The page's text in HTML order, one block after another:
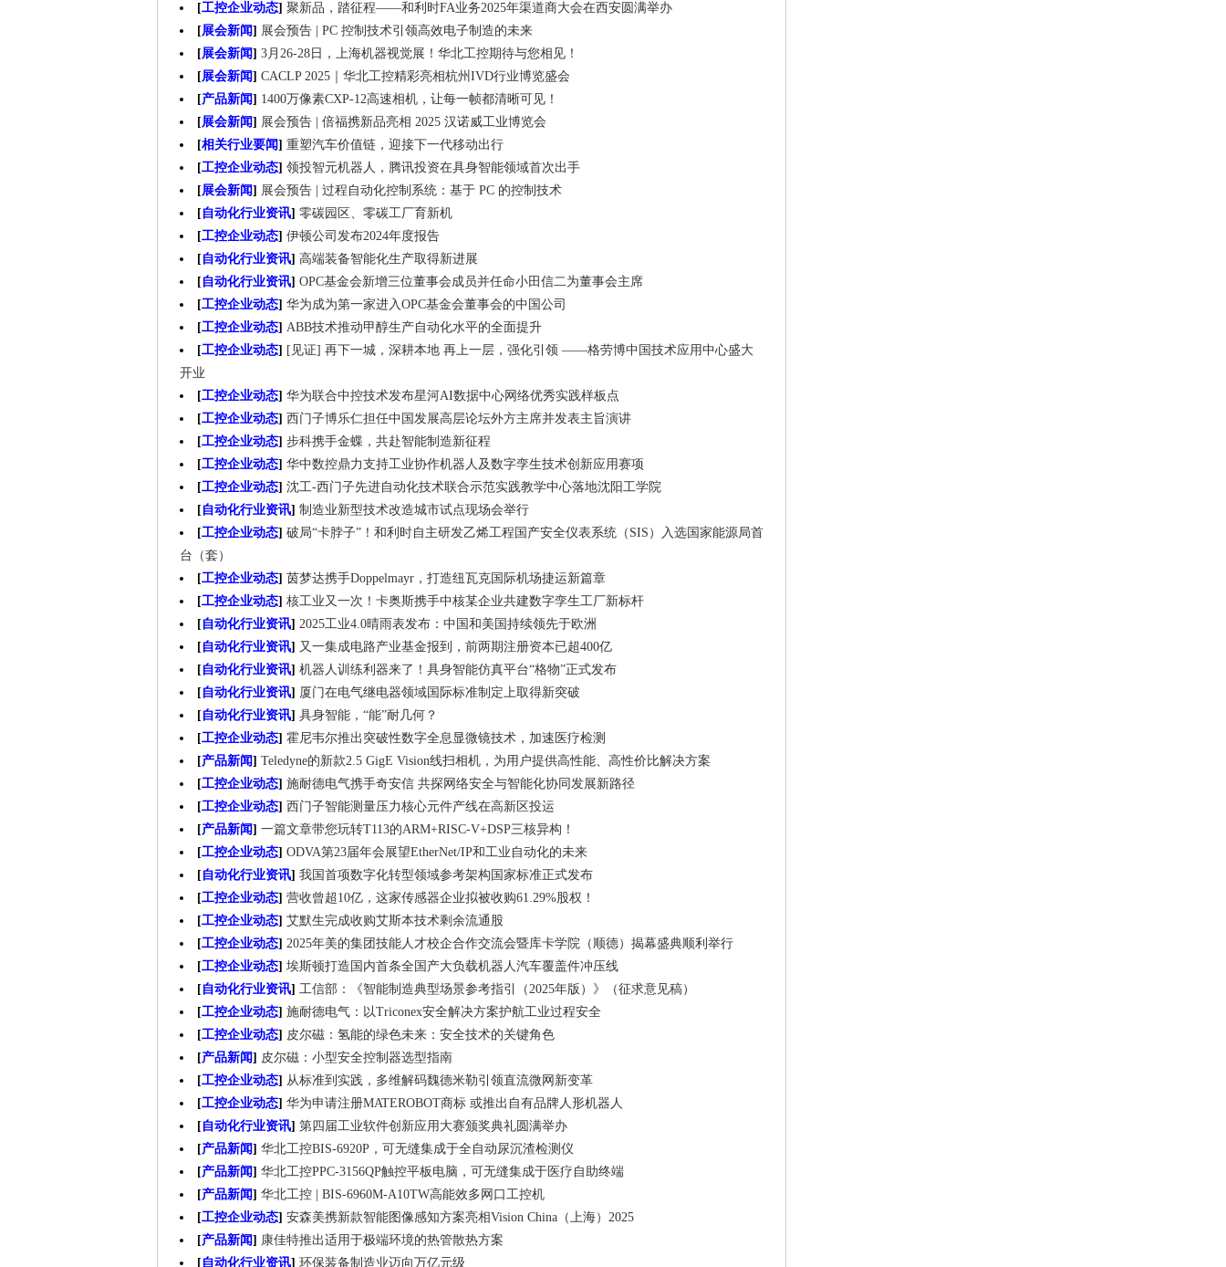
[工控企业动态] 聚新品，踏征程——和利时FA业务2025年渠道商大会在西安圆满举办
[展会新闻] 展会预告 | PC 控制技术引领高效电子制造的未来
[展会新闻] 3月26-28日，上海机器视觉展！华北工控期待与您相见！
[展会新闻] CACLP 2025｜华北工控精彩亮相杭州IVD行业博览盛会
[产品新闻] 1400万像素CXP-12高速相机，让每一帧都清晰可见！
[展会新闻] 展会预告 | 倍福携新品亮相 2025 汉诺威工业博览会
[相关行业要闻] 重塑汽车价值链，迎接下一代移动出行
[工控企业动态] 领投智元机器人，腾讯投资在具身智能领域首次出手
[展会新闻] 展会预告 | 过程自动化控制系统：基于 PC 的控制技术
[自动化行业资讯] 零碳园区、零碳工厂育新机
[工控企业动态] 伊顿公司发布2024年度报告
[自动化行业资讯] 高端装备智能化生产取得新进展
[自动化行业资讯] OPC基金会新增三位董事会成员并任命小田信二为董事会主席
[工控企业动态] 华为成为第一家进入OPC基金会董事会的中国公司
[工控企业动态] ABB技术推动甲醇生产自动化水平的全面提升
[工控企业动态] [见证] 再下一城，深耕本地 再上一层，强化引领 ——格劳博中国技术应用中心盛大
开业
[工控企业动态] 华为联合中控技术发布星河AI数据中心网络优秀实践样板点
[工控企业动态] 西门子博乐仁担任中国发展高层论坛外方主席并发表主旨演讲
[工控企业动态] 步科携手金蝶，共赴智能制造新征程
[工控企业动态] 华中数控鼎力支持工业协作机器人及数字孪生技术创新应用赛项
[工控企业动态] 沈工-西门子先进自动化技术联合示范实践教学中心落地沈阳工学院
[自动化行业资讯] 制造业新型技术改造城市试点现场会举行
[工控企业动态] 破局“卡脖子”！和利时自主研发乙烯工程国产安全仪表系统（SIS）入选国家能源局首
台（套）
[工控企业动态] 茵梦达携手Doppelmayr，打造纽瓦克国际机场捷运新篇章
[工控企业动态] 核工业又一次！卡奥斯携手中核某企业共建数字孪生工厂新标杆
[自动化行业资讯] 2025工业4.0晴雨表发布：中国和美国持续领先于欧洲
[自动化行业资讯] 又一集成电路产业基金报到，前两期注册资本已超400亿
[自动化行业资讯] 机器人训练利器来了！具身智能仿真平台“格物”正式发布
[自动化行业资讯] 厦门在电气继电器领域国际标准制定上取得新突破
[自动化行业资讯] 具身智能，“能”耐几何？
[工控企业动态] 霍尼韦尔推出突破性数字全息显微镜技术，加速医疗检测
[产品新闻] Teledyne的新款2.5 GigE Vision线扫相机，为用户提供高性能、高性价比解决方案
[工控企业动态] 施耐德电气携手奇安信 共探网络安全与智能化协同发展新路径
[工控企业动态] 西门子智能测量压力核心元件产线在高新区投运
[产品新闻] 一篇文章带您玩转T113的ARM+RISC-V+DSP三核异构！
[工控企业动态] ODVA第23届年会展望EtherNet/IP和工业自动化的未来
[自动化行业资讯] 我国首项数字化转型领域参考架构国家标准正式发布
[工控企业动态] 营收曾超10亿，这家传感器企业拟被收购61.29%股权！
[工控企业动态] 艾默生完成收购艾斯本技术剩余流通股
[工控企业动态] 2025年美的集团技能人才校企合作交流会暨库卡学院（顺德）揭幕盛典顺利举行
[工控企业动态] 埃斯顿打造国内首条全国产大负载机器人汽车覆盖件冲压线
[自动化行业资讯] 工信部：《智能制造典型场景参考指引（2025年版）》（征求意见稿）
[工控企业动态] 施耐德电气：以Triconex安全解决方案护航工业过程安全
[工控企业动态] 皮尔磁：氢能的绿色未来：安全技术的关键角色
[产品新闻] 皮尔磁：小型安全控制器选型指南
[工控企业动态] 从标准到实践，多维解码魏德米勒引领直流微网新变革
[工控企业动态] 华为申请注册MATEROBOT商标 或推出自有品牌人形机器人
[自动化行业资讯] 第四届工业软件创新应用大赛颁奖典礼圆满举办
[产品新闻] 华北工控BIS-6920P，可无缝集成于全自动尿沉渣检测仪
[产品新闻] 华北工控PPC-3156QP触控平板电脑，可无缝集成于医疗自助终端
[产品新闻] 华北工控 | BIS-6960M-A10TW高能效多网口工控机
[工控企业动态] 安森美携新款智能图像感知方案亮相Vision China（上海）2025
[产品新闻] 康佳特推出适用于极端环境的热管散热方案
[自动化行业资讯] 环保装备制造业迈向万亿元级